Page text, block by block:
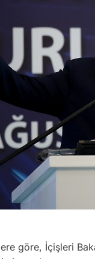
göre, İçişleri